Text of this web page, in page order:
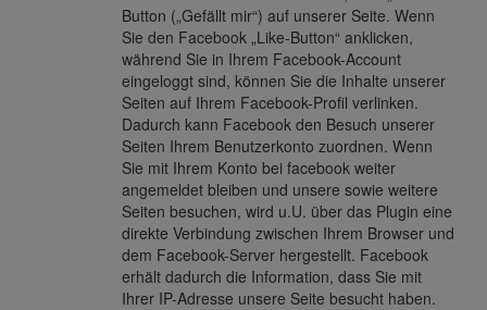
Button („Gefällt mir“) auf unserer Seite. Wenn
Sie den Facebook „Like-Button“ anklicken,
während Sie in Ihrem Facebook-Account
eingeloggt sind, können Sie die Inhalte unserer
Seiten auf Ihrem Facebook-Profil verlinken.
Dadurch kann Facebook den Besuch unserer
Seiten Ihrem Benutzerkonto zuordnen. Wenn
Sie mit Ihrem Konto bei facebook weiter
angemeldet bleiben und unsere sowie weitere
Seiten besuchen, wird u.U. über das Plugin eine
direkte Verbindung zwischen Ihrem Browser und
dem Facebook-Server hergestellt. Facebook
erhält dadurch die Information, dass Sie mit
Ihrer IP-Adresse unsere Seite besucht haben.